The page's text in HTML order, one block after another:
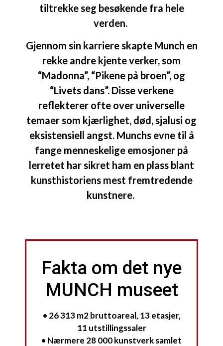
tiltrekke seg besøkende fra hele
verden.
Gjennom sin karriere skapte Munch en
rekke andre kjente verker, som
“Madonna”, “Pikene på broen”, og
“Livets dans”. Disse verkene
reflekterer ofte over universelle
temaer som kjærlighet, død, sjalusi og
eksistensiell angst. Munchs evne til å
fange menneskelige emosjoner på
lerretet har sikret ham en plass blant
kunsthistoriens mest fremtredende
kunstnere.
Fakta om det nye
MUNCH museet
• 26 313 m2 bruttoareal, 13 etasjer,
11 utstillingssaler
• Nærmere 28 000 kunstverk samlet